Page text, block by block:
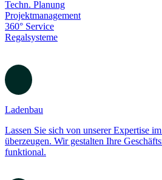
Tauchen Sie ein in die Welt der VR-
Erfahren Sie, wie wir Ihre Ideen in
erwecken können.
Ladenbau anzeigen
Techn. Planung
Projektmanagement
Regalsysteme